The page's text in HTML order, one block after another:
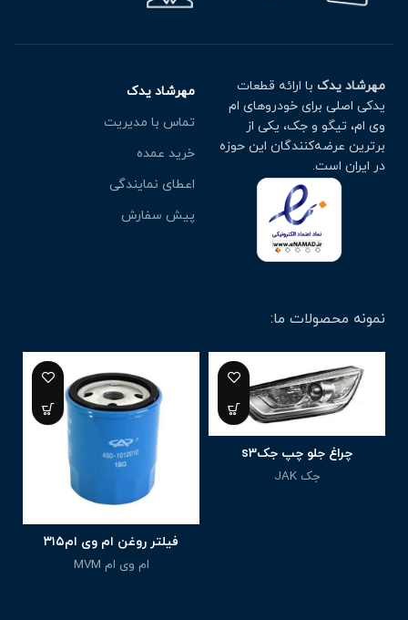
مهرشاد یدک با ارائه قطعات
یدکی اصلی برای خودروهای ام
وی ام، تیگو و جک، یکی از
برترین عرضه‌کنندگان این حوزه
در ایران است.
مهرشاد یدک
تماس با مدیریت
خرید عمده
اعطای نمایندگی
پیش سفارش
نمونه محصولات ما:
چراغ جلو چپ جکs3
جک JAK
فیلتر روغن ام وی ام۳۱۵
ام وی ام MVM